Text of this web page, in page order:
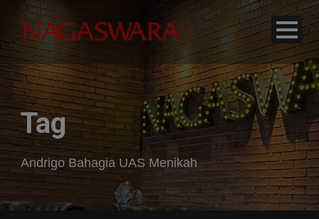
Tag
Andrigo Bahagia UAS Menikah
modal-check